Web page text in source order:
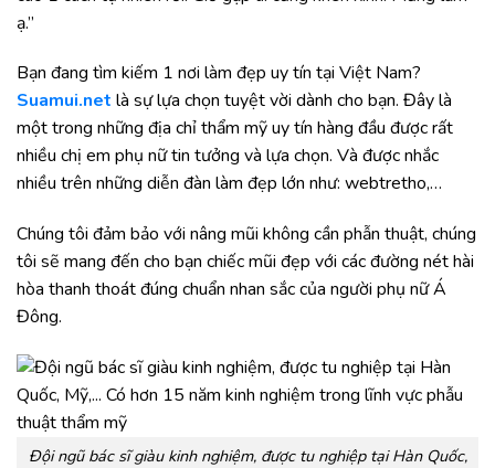
ạ.”
Bạn đang tìm kiếm 1 nơi làm đẹp uy tín tại Việt Nam?
Suamui.net là sự lựa chọn tuyệt vời dành cho bạn. Đây là
một trong những địa chỉ thẩm mỹ uy tín hàng đầu được rất
nhiều chị em phụ nữ tin tưởng và lựa chọn. Và được nhắc
nhiều trên những diễn đàn làm đẹp lớn như: webtretho,…
Chúng tôi đảm bảo với nâng mũi không cần phẫn thuật, chúng
tôi sẽ mang đến cho bạn chiếc mũi đẹp với các đường nét hài
hòa thanh thoát đúng chuẩn nhan sắc của người phụ nữ Á
Đông.
Đội ngũ bác sĩ giàu kinh nghiệm, được tu nghiệp tại Hàn Quốc,